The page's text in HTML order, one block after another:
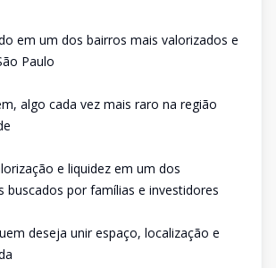
em um dos bairros mais valorizados e
Paulo
algo cada vez mais raro na região
e liquidez em um dos
buscados por famílias e investidores
deseja unir espaço, localização e